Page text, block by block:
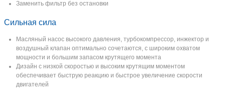
Заменить фильтр без остановки
Сильная сила
Масляный насос высокого давления, турбокомпрессор, инжектор и
воздушный клапан оптимально сочетаются, с широким охватом
мощности и большим запасом крутящего момента
Дизайн с низкой скоростью и высоким крутящим моментом
обеспечивает быструю реакцию и быстрое увеличение скорости
двигателей